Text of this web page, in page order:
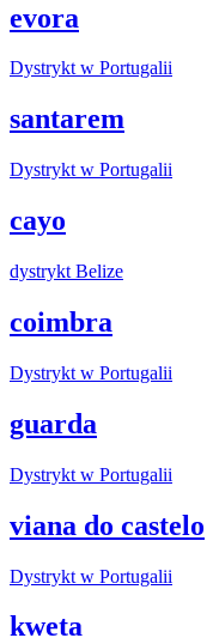
evora
Dystryktw Portugalii
santarem
Dystrykt w Portugalii
cayo
dystrykt Belize
coimbra
Dystrykt w Portugalii
guarda
Dystrykt w Portugalii
viana do castelo
Dystrykt w Portugalii
kweta